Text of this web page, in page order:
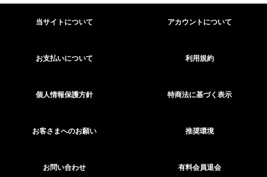
当サイトについて アカウントについて
お支払いについて 利用規約
個人情報保護方針 特商法に基づく表示
お客さまへのお願い 推奨環境
お問い合わせ 有料会員退会